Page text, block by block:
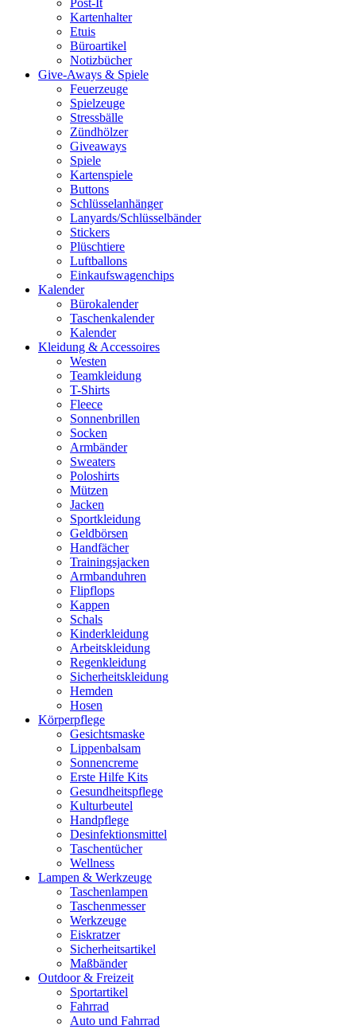
Post-It
Kartenhalter
Etuis
Büroartikel
Notizbücher
Give-Aways & Spiele
Feuerzeuge
Spielzeuge
Stressbälle
Zündhölzer
Giveaways
Spiele
Kartenspiele
Buttons
Schlüsselanhänger
Lanyards/Schlüsselbänder
Stickers
Plüschtiere
Luftballons
Einkaufswagenchips
Kalender
Bürokalender
Taschenkalender
Kalender
Kleidung & Accessoires
Westen
Teamkleidung
T-Shirts
Fleece
Sonnenbrillen
Socken
Armbänder
Sweaters
Poloshirts
Mützen
Jacken
Sportkleidung
Geldbörsen
Handfächer
Trainingsjacken
Armbanduhren
Flipflops
Kappen
Schals
Kinderkleidung
Arbeitskleidung
Regenkleidung
Sicherheitskleidung
Hemden
Hosen
Körperpflege
Gesichtsmaske
Lippenbalsam
Sonnencreme
Erste Hilfe Kits
Gesundheitspflege
Kulturbeutel
Handpflege
Desinfektionsmittel
Taschentücher
Wellness
Lampen & Werkzeuge
Taschenlampen
Taschenmesser
Werkzeuge
Eiskratzer
Sicherheitsartikel
Maßbänder
Outdoor & Freizeit
Sportartikel
Fahrrad
Auto und Fahrrad